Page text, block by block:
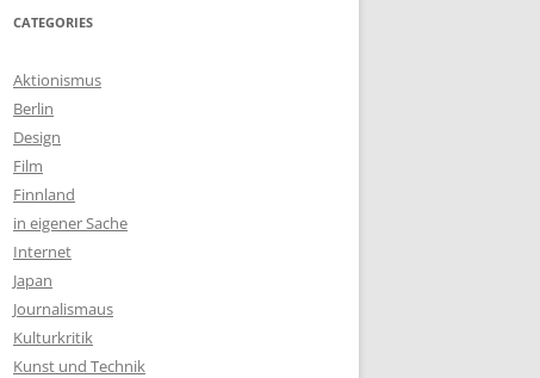
CATEGORIES
Aktionismus
Berlin
Design
Film
Finnland
in eigener Sache
Internet
Japan
Journalismaus
Kulturkritik
Kunst und Technik